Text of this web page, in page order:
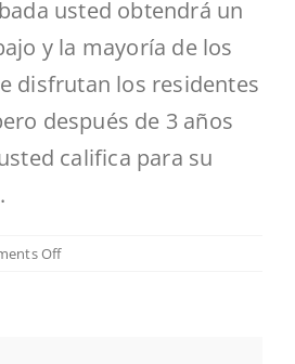
usted obtendrá un
y la mayoría de los
disfrutan los residentes
después de 3 años
califica para su
Offon